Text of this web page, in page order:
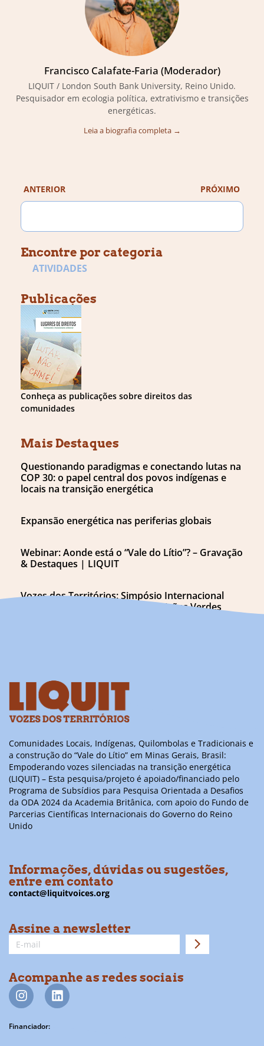
Francisco Calafate-Faria (Moderador)
LIQUIT / London South Bank University, Reino Unido.
Pesquisador em ecologia política, extrativismo e transições
energéticas.
Leia a biografia completa →
ANTERIOR PRÓXIMO
Encontre por categoria
ATIVIDADES
Publicações
Conheça as publicações sobre direitos das
comunidades
Mais Destaques
Questionando paradigmas e conectando lutas na
COP 30: o papel central dos povos indígenas e
locais na transição energética
Expansão energética nas periferias globais
Webinar: Aonde está o “Vale do Lítio”? – Gravação
& Destaques | LIQUIT
Vozes dos Territórios: Simpósio Internacional
sobre Lítio, Extrativismo e Transições Verdes
Comunidades Locais, Indígenas, Quilombolas e Tradicionais e
a construção do “Vale do Lítio” em Minas Gerais, Brasil:
Empoderando vozes silenciadas na transição energética
(LIQUIT) – Esta pesquisa/projeto é apoiado/financiado pelo
Programa de Subsídios para Pesquisa Orientada a Desafios
da ODA 2024 da Academia Britânica, com apoio do Fundo de
Parcerias Científicas Internacionais do Governo do Reino
Unido
Informações, dúvidas ou sugestões,
entre em contato
contact@liquitvoices.org
Assine a newsletter
Acompanhe as redes sociais
Financiador: